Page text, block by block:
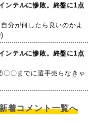
ンテルに惨敗。終盤に1点
分が何したら良いのかよ
ンテルに惨敗。終盤に1点
〇までに選手売らなきゃ
コメント一覧へ